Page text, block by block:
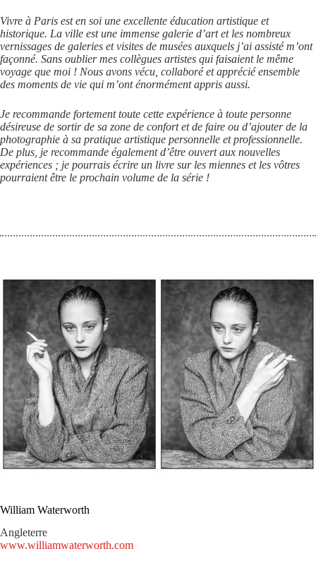
Vivre à Paris est en soi une excellente éducation artistique et
historique. La ville est une immense galerie d’art et les nombreux
vernissages de galeries et visites de musées auxquels j’ai assisté m’ont
façonné. Sans oublier mes collègues artistes qui faisaient le même
voyage que moi ! Nous avons vécu, collaboré et apprécié ensemble
des moments de vie qui m’ont énormément appris aussi.
Je recommande fortement toute cette expérience à toute personne
désireuse de sortir de sa zone de confort et de faire ou d’ajouter de la
photographie à sa pratique artistique personnelle et professionnelle.
De plus, je recommande également d’être ouvert aux nouvelles
expériences ; je pourrais écrire un livre sur les miennes et les vôtres
pourraient être le prochain volume de la série !
William Waterworth
Angleterre
www.williamwaterworth.com